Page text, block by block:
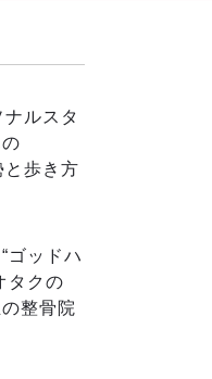
ナルスタ
歩き方
ゴッドハ
タクの
整骨院